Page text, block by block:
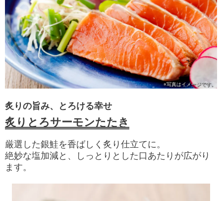
※写真はイメージです。
炙りの旨み、とろける幸せ
炙りとろサーモンたたき
厳選した銀鮭を香ばしく炙り仕立てに。
絶妙な塩加減と、しっとりとした口あたりが広がり
ます。